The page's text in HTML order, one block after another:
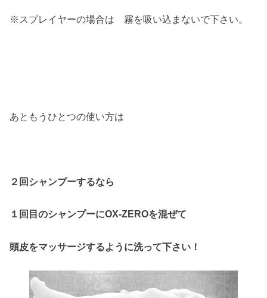
※スプレイヤーの場合は 霧を吸い込まないで下さい。
あともうひとつの使い方は
２回シャンプーするなら
１回目のシャンプーにOX-ZEROを混ぜて
頭皮をマッサージするように洗って下さい！